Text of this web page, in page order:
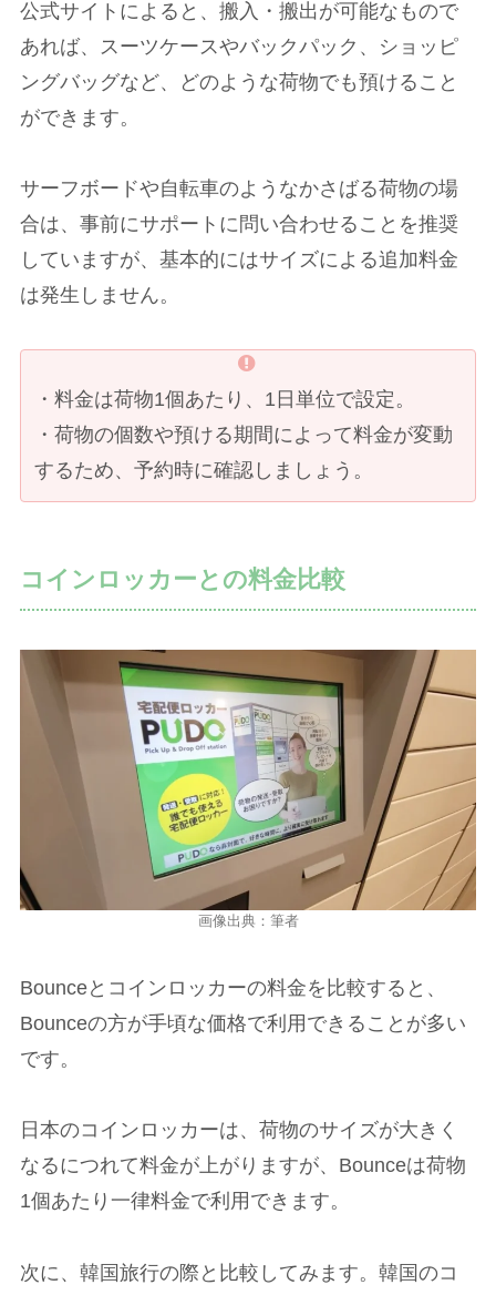
公式サイトによると、搬入・搬出が可能なもので
あれば、スーツケースやバックパック、ショッピ
ングバッグなど、どのような荷物でも預けること
ができます。
サーフボードや自転車のようなかさばる荷物の場
合は、事前にサポートに問い合わせることを推奨
していますが、基本的にはサイズによる追加料金
は発生しません。
・料金は荷物1個あたり、1日単位で設定。
・荷物の個数や預ける期間によって料金が変動
するため、予約時に確認しましょう。
コインロッカーとの料金比較
画像出典：筆者
Bounceとコインロッカーの料金を比較すると、
Bounceの方が手頃な価格で利用できることが多い
です。
日本のコインロッカーは、荷物のサイズが大きく
なるにつれて料金が上がりますが、Bounceは荷物
1個あたり一律料金で利用できます。
次に、韓国旅行の際と比較してみます。韓国のコ